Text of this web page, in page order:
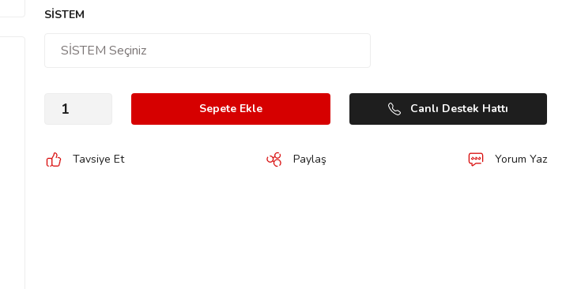
SİSTEM
Sepete Ekle Canlı Destek Hattı
Tavsiye Et Paylaş Yorum Yaz